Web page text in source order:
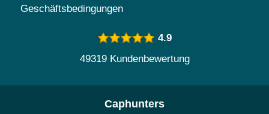
Geschäftsbedingungen
4.9
49319 Kundenbewertung
Caphunters